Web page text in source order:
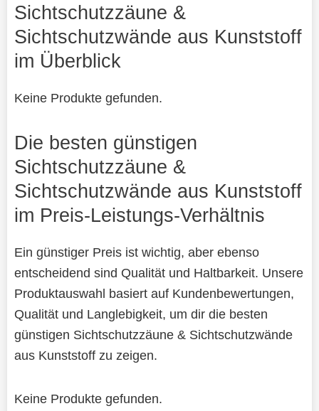
Sichtschutzzäune &
Sichtschutzwände aus Kunststoff
im Überblick
Keine Produkte gefunden.
Die besten günstigen
Sichtschutzzäune &
Sichtschutzwände aus Kunststoff
im Preis-Leistungs-Verhältnis
Ein günstiger Preis ist wichtig, aber ebenso
entscheidend sind Qualität und Haltbarkeit. Unsere
Produktauswahl basiert auf Kundenbewertungen,
Qualität und Langlebigkeit, um dir die besten
günstigen Sichtschutzzäune & Sichtschutzwände
aus Kunststoff zu zeigen.
Keine Produkte gefunden.